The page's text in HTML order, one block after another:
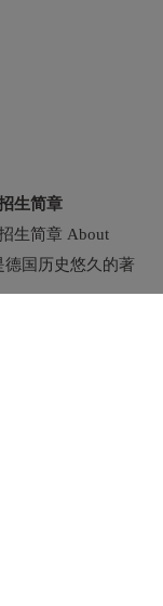
生简章
生简章 About
国历史悠久的著